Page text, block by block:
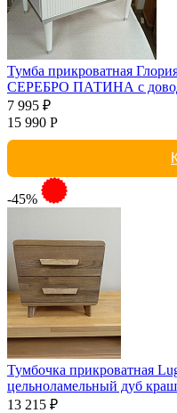
Тумба прикроватная
СЕРЕБРО ПАТИНА с
7 995 ₽
15 990 Р
-45%
Тумбочка прикроватная
цельноламельный дуб
13 215 ₽